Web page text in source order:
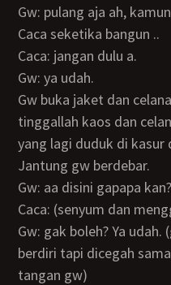
Gw: pulang aja ah,
Caca seketika bangun ..
Caca: jangan dulu a.
Gw: ya udah.
Gw buka jaket dan celana jeans yang gw pake,
tinggallah kaos dan
yang lagi duduk di kasur
Jantung gw berdebar.
Gw: aa disini gapapa kan?
Caca: (senyum dan
Gw: gak boleh? Ya udah. (gw bangun dan segera
berdiri tapi dicegah
tangan gw)